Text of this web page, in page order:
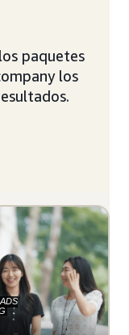
paquetes
los